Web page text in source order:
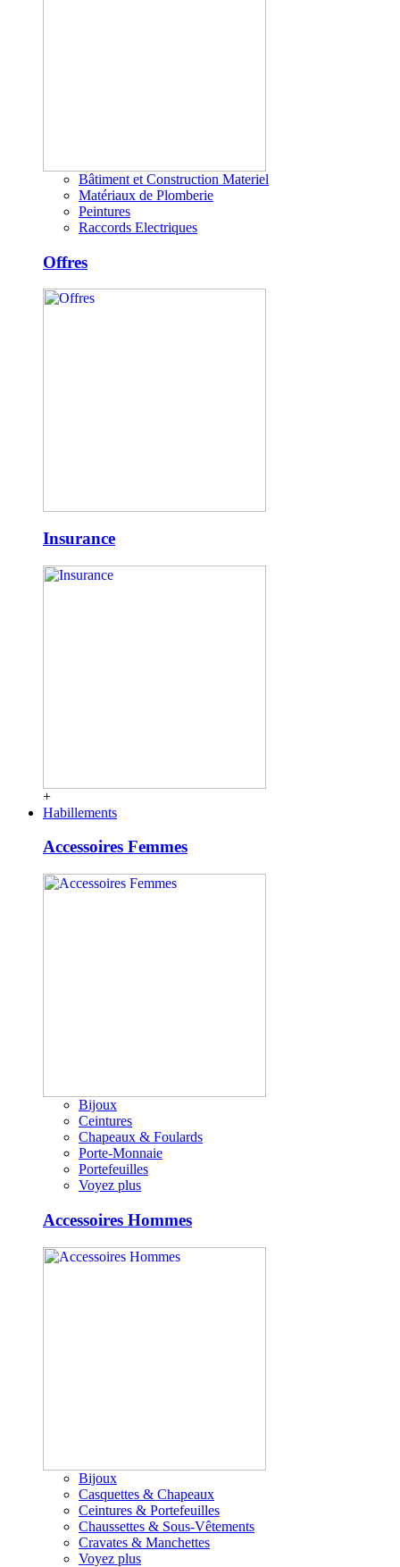
Bâtiment et Construction Materiel
Matériaux de Plomberie
Peintures
Raccords Electriques
Offres
Insurance
+
Habillements
Accessoires Femmes
Bijoux
Ceintures
Chapeaux & Foulards
Porte-Monnaie
Portefeuilles
Voyez plus
Accessoires Hommes
Bijoux
Casquettes & Chapeaux
Ceintures & Portefeuilles
Chaussettes & Sous-Vêtements
Cravates & Manchettes
Voyez plus